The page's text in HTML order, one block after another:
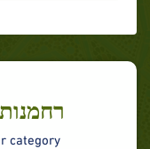
category :